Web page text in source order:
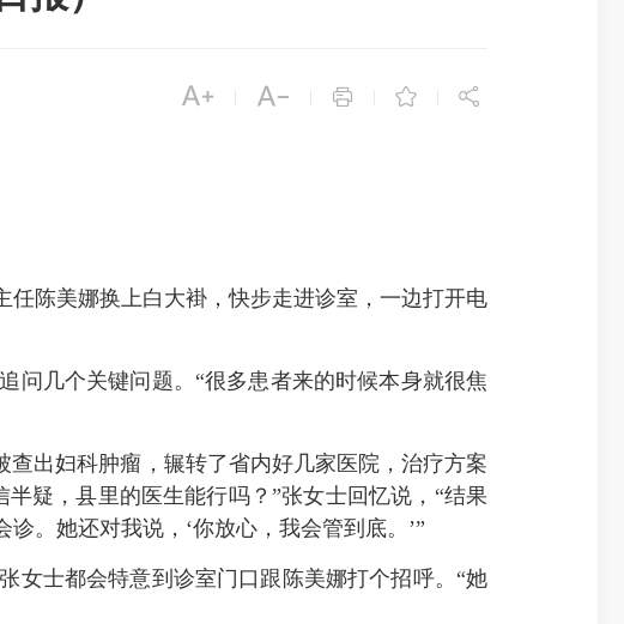
    
陈美娜换上白大褂，快步走进诊室，一边打开电
几个关键问题。“很多患者来的时候本身就很焦
出妇科肿瘤，辗转了省内好几家医院，治疗方案
疑，县里的医生能行吗？”张女士回忆说，“结果
。她还对我说，‘你放心，我会管到底。’”
士都会特意到诊室门口跟陈美娜打个招呼。“她